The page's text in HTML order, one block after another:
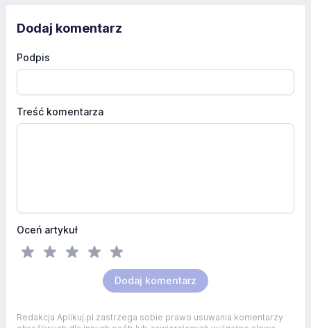
Dodaj komentarz
Podpis
Treść komentarza
Oceń artykuł
Dodaj komentarz
Redakcja Aplikuj.pl zastrzega sobie prawo usuwania komentarzy